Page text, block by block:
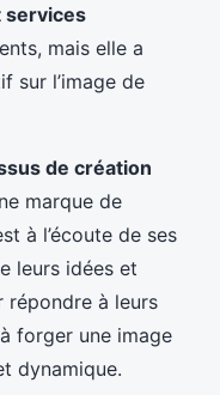
services
mais elle a
sur l’image de
de création
marque de
à l’écoute de ses
leurs idées et
répondre à leurs
forger une image
dynamique.